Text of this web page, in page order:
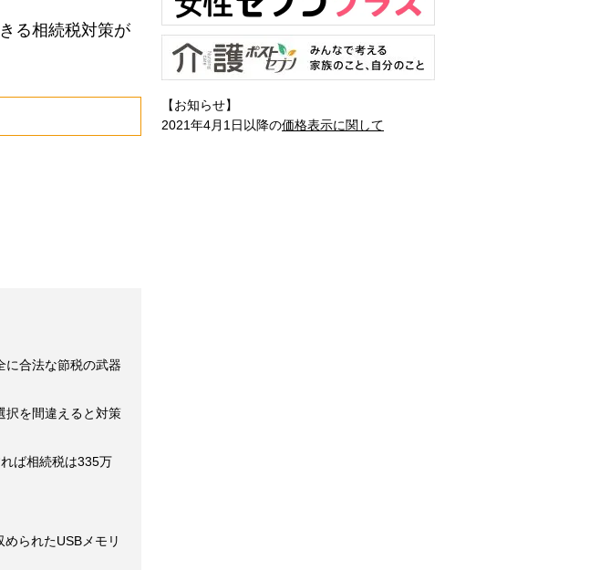
る相続税対策が
に合法な節税の武器
択を間違えると対策
ば相続税は335万
られたUSBメモリ
【お知らせ】
2021年4月1日以降の価格表示に関して